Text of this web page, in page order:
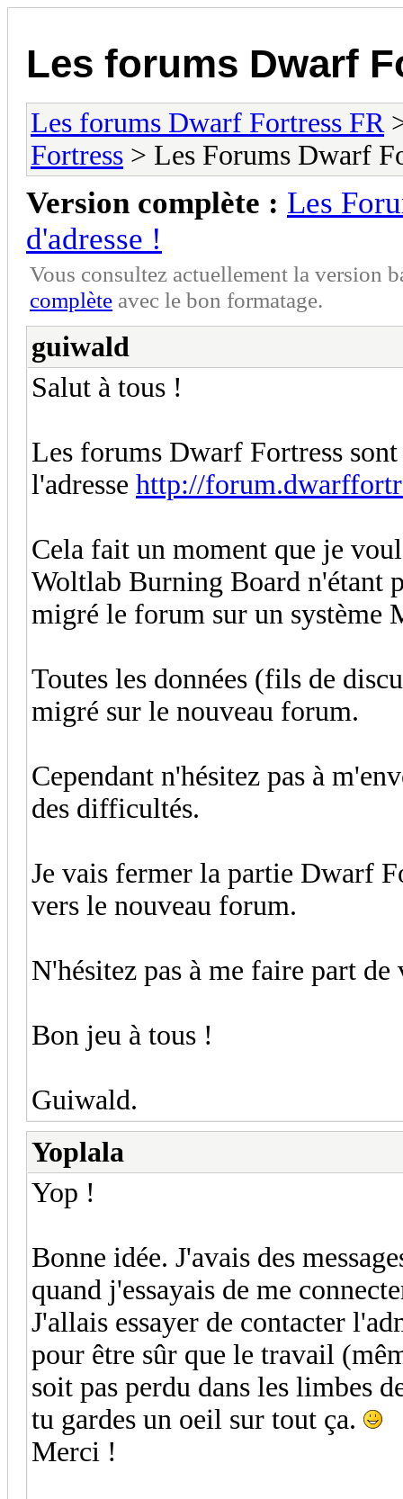
Les forums Dwarf
Les forums Dwarf Fortress FR
Fortress > Les Forums Dwarf
Version complète : Les
d'adresse !
Vous consultez actuellement la version
complète avec le bon formatage.
guiwald
Salut à tous !
Les forums Dwarf Fortress
l'adresse http://
Cela fait un moment que je
Woltlab Burning Board n'étant
migré le forum sur un système
Toutes les données (fils de
migré sur le nouveau forum.
Cependant n'hésitez pas à
des difficultés.
Je vais fermer la partie Dwarf
vers le nouveau forum.
N'hésitez pas à me faire part de
Bon jeu à tous !
Guiwald.
Yoplala
Yop !
Bonne idée. J'avais des
quand j'essayais de me
J'allais essayer de contacter
pour être sûr que le travail
soit pas perdu dans les limbes
tu gardes un oeil sur tout ça.
Merci !